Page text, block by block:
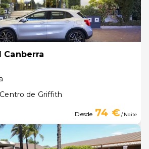
Canberra
de Griffith
Desde 74 €/ Noite